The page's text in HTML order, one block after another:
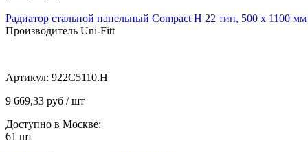
Радиатор стальной панельный Compact H 22 тип, 500 х 1100 мм
Производитель Uni-Fitt
Артикул: 922C5110.H
9 669,33 руб / шт
Доступно в Москве:
61 шт